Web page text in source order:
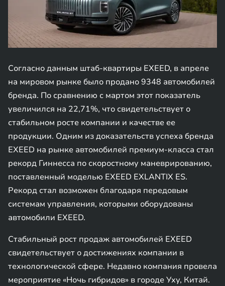
Согласно данным штаб-квартиры EXEED, в апреле
на мировом рынке было продано 9348 автомобилей
бренда. По сравнению с мартом этот показатель
увеличился на 22,71%, что свидетельствует о
стабильном росте компании и качестве ее
продукции. Одним из доказательств успеха бренда
EXEED на рынке автомобилей премиум-класса стал
рекорд Гиннесса по скоростному маневрированию,
поставленный моделью EXEED EXLANTIX ES.
Рекорд стал возможен благодаря передовым
системам управления, которыми оборудованы
автомобили EXEED.
Стабильный рост продаж автомобилей EXEED
свидетельствует о достижениях компании в
технологической сфере. Недавно компания провела
мероприятие «Ночь гибридов» в городе Уху, Китай.